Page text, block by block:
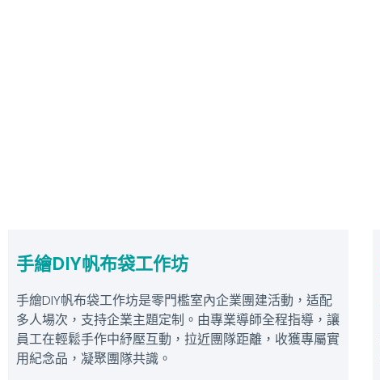
手繪DIY帆布袋工作坊
手繪DIY帆布袋工作坊是零門檻室內企業團建活動，适配
多人場次，支持企業主題定制。由專業導師全程指導，讓
員工在輕鬆手作中紓壓互動，拉近團隊距離，收獲專屬實
用紀念品，凝聚團隊共識。